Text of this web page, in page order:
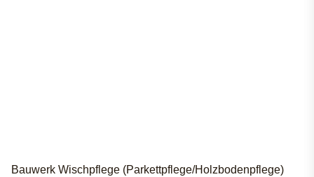
Bauwerk Wischpflege (Parkettpflege/Holzbodenpflege)